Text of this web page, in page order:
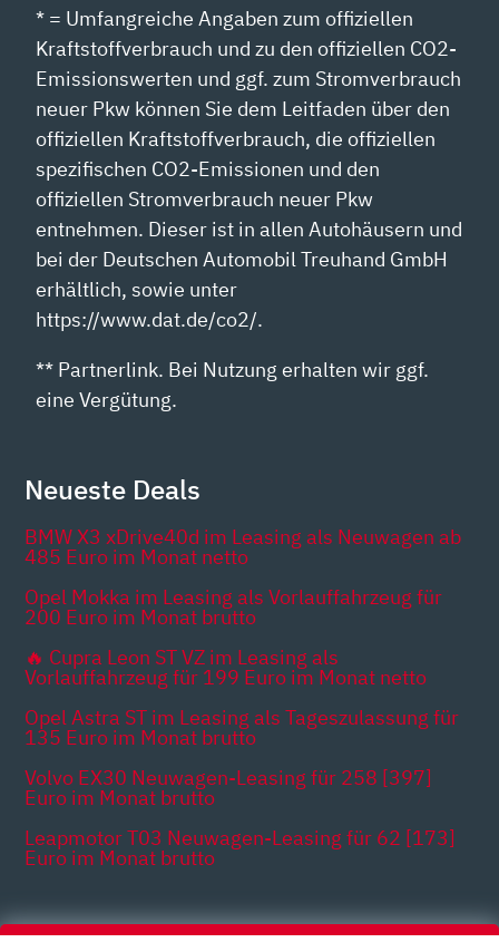
* = Umfangreiche Angaben zum offiziellen
Kraftstoffverbrauch und zu den offiziellen CO2-
Emissionswerten und ggf. zum Stromverbrauch
neuer Pkw können Sie dem Leitfaden über den
offiziellen Kraftstoffverbrauch, die offiziellen
spezifischen CO2-Emissionen und den
offiziellen Stromverbrauch neuer Pkw
entnehmen. Dieser ist in allen Autohäusern und
bei der Deutschen Automobil Treuhand GmbH
erhältlich, sowie unter
https://www.dat.de/co2/.
** Partnerlink. Bei Nutzung erhalten wir ggf.
eine Vergütung.
Neueste Deals
BMW X3 xDrive40d im Leasing als Neuwagen ab
485 Euro im Monat netto
Opel Mokka im Leasing als Vorlauffahrzeug für
200 Euro im Monat brutto
🔥 Cupra Leon ST VZ im Leasing als
Vorlauffahrzeug für 199 Euro im Monat netto
Opel Astra ST im Leasing als Tageszulassung für
135 Euro im Monat brutto
Volvo EX30 Neuwagen-Leasing für 258 [397]
Euro im Monat brutto
Leapmotor T03 Neuwagen-Leasing für 62 [173]
Euro im Monat brutto